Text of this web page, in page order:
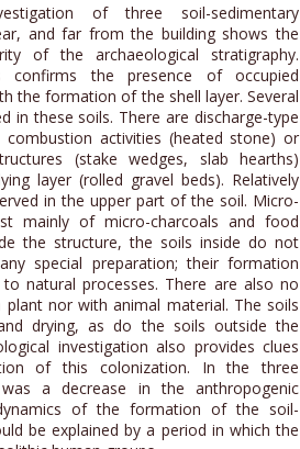
of three soil-sedimentary
and far from the building shows the
of the archaeological stratigraphy.
confirms the presence of occupied
the formation of the shell layer. Several
in these soils. There are discharge-type
activities (heated stone) or
(stake wedges, slab hearths)
layer (rolled gravel beds). Relatively
in the upper part of the soil. Micro-
mainly of micro-charcoals and food
the structure, the soils inside do not
special preparation; their formation
natural processes. There are also no
nor with animal material. The soils
drying, as do the soils outside the
investigation also provides clues
of this colonization. In the three
a decrease in the anthropogenic
of the formation of the soil-
be explained by a period in which the